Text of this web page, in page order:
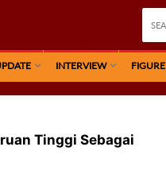
INTERVIEW FIGURE
Tinggi Sebagai